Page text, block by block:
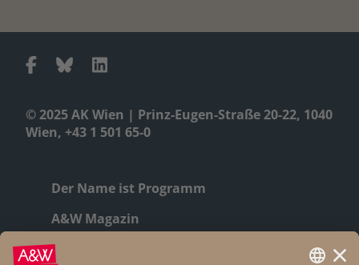
© 2025 AK Wien | Prinz-Eugen-Straße 20-22, 1040
Wien, +43 1 501 65-0
Der Name ist Programm
A&W Magazin
Geschichte